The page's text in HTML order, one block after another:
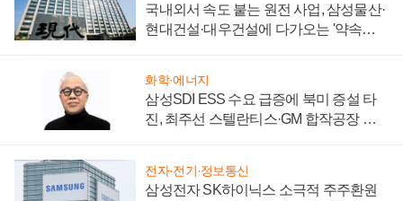
국내외서 속도 붙는 원전 사업, 삼성물산·
현대건설·대우건설에 다가오는 '약속의
화학·에너지
삼성SDI ESS 수요 급증에 북미 증설 타
진, 최주선 스텔란티스·GM 합작공장 건
전자·전기·정보통신
삼성전자 SK하이닉스 소극적 주주환원